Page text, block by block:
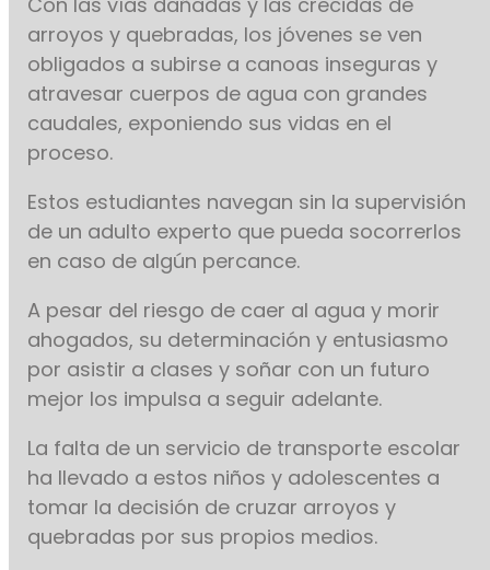
arroyos y quebradas, los jóvenes se ven
obligados a subirse a canoas inseguras y
atravesar cuerpos de agua con grandes
caudales, exponiendo sus vidas en el
proceso.
Estos estudiantes navegan sin la supervisión
de un adulto experto que pueda socorrerlos
en caso de algún percance.
A pesar del riesgo de caer al agua y morir
ahogados, su determinación y entusiasmo
por asistir a clases y soñar con un futuro
mejor los impulsa a seguir adelante.
La falta de un servicio de transporte escolar
ha llevado a estos niños y adolescentes a
tomar la decisión de cruzar arroyos y
quebradas por sus propios medios.